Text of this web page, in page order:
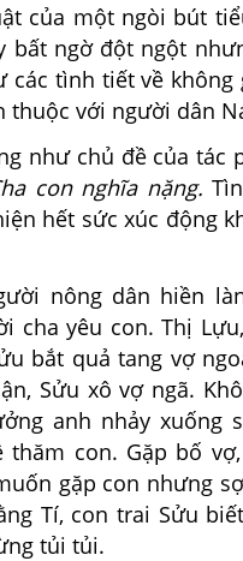
của một ngòi bút
bất ngờ đột ngột
tình tiết về không
thuộc với người dân
như chủ đề của tác
con nghĩa nặng.
hết sức xúc động
nông dân hiền
cha yêu con. Thị
bắt quả tang vợ
Sửu xô vợ ngã.
anh nhảy xuống
thăm con. Gặp bố
gặp con nhưng
Tí, con trai Sửu
tủi tủi.